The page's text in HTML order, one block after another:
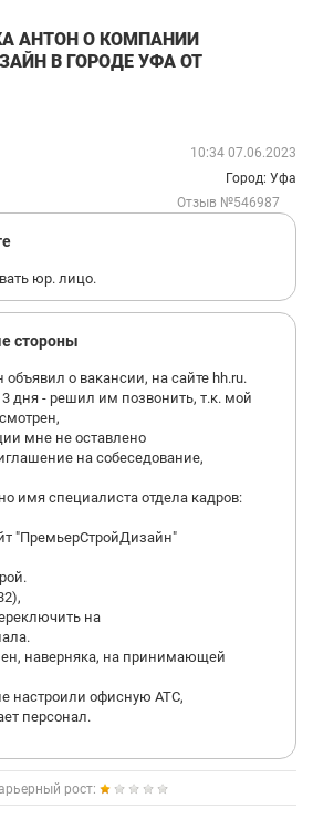
АНТОН О КОМПАНИИ
В ГОРОДЕ УФА ОТ
10:34 07.06.2023
Город: Уфа
Отзыв №546987
юр. лицо.
стороны
о вакансии, на сайте hh.ru.
дня - решил им позвонить, т.к. мой
мне не оставлено
на собеседование,
имя специалиста отдела кадров:
"ПремьерСтройДизайн"
на
наверняка, на принимающей
настроили офисную АТС,
персонал.
рост: